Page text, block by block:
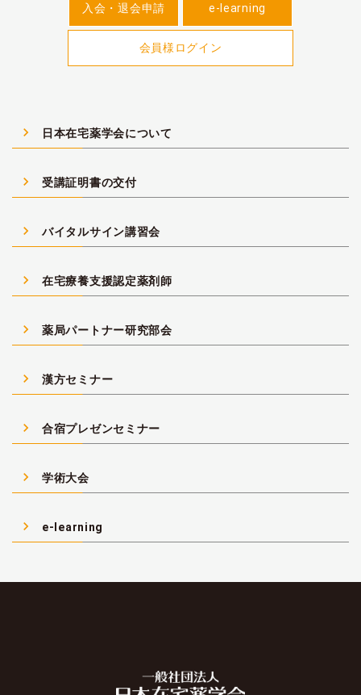
入会・退会申請 e-learning
会員様ログイン
navigate_next 日本在宅薬学会について
navigate_next 受講証明書の交付
navigate_next バイタルサイン講習会
navigate_next 在宅療養支援認定薬剤師
navigate_next 薬局パートナー研究部会
navigate_next 漢方セミナー
navigate_next 合宿プレゼンセミナー
navigate_next 学術大会
navigate_next e-learning